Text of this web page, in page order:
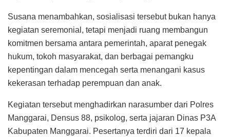
Susana menambahkan, sosialisasi tersebut bukan hanya
kegiatan seremonial, tetapi menjadi ruang membangun
komitmen bersama antara pemerintah, aparat penegak
hukum, tokoh masyarakat, dan berbagai pemangku
kepentingan dalam mencegah serta menangani kasus
kekerasan terhadap perempuan dan anak.
Kegiatan tersebut menghadirkan narasumber dari Polres
Manggarai, Densus 88, psikolog, serta jajaran Dinas P3A
Kabupaten Manggarai. Pesertanya terdiri dari 17 kepala